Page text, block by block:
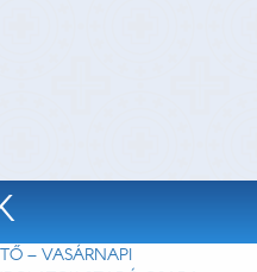
– VASÁRNAPI